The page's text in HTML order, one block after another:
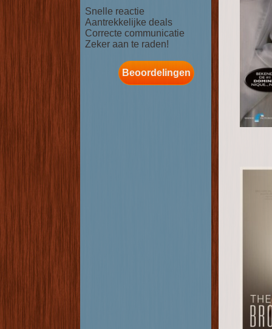
Snelle reactie
Aantrekkelijke deals
Correcte communicatie
Zeker aan te raden!
Beoordelingen